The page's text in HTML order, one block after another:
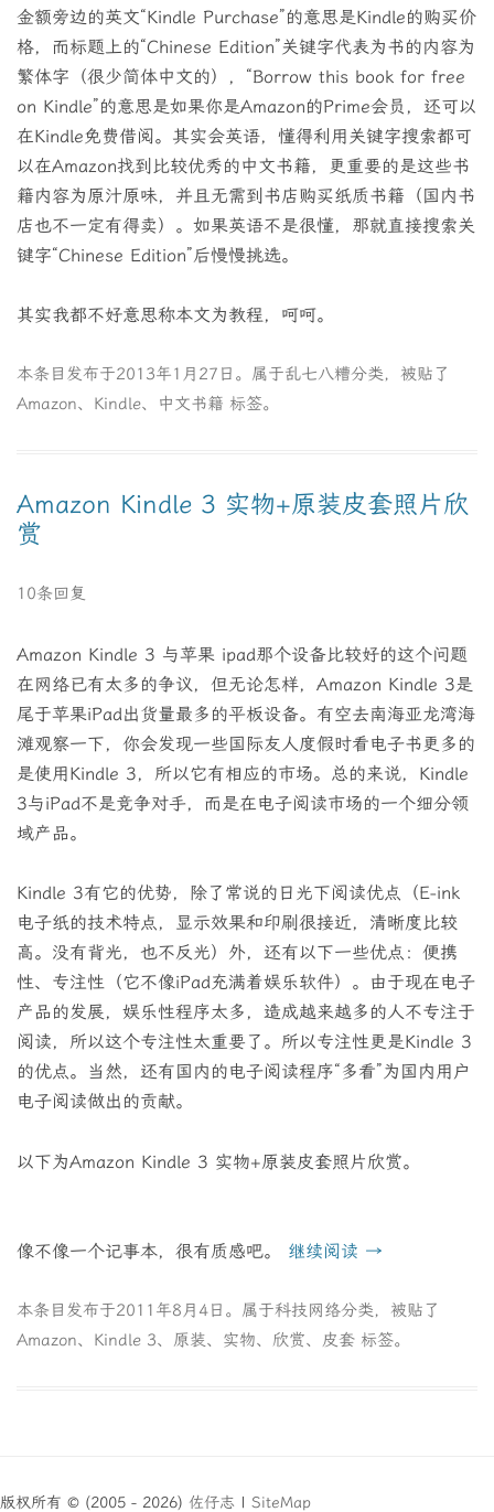
金额旁边的英文“Kindle Purchase”的意思是Kindle的购买价
格，而标题上的“Chinese Edition”关键字代表为书的内容为
繁体字（很少简体中文的），“Borrow this book for free
on Kindle”的意思是如果你是Amazon的Prime会员，还可以
在Kindle免费借阅。其实会英语，懂得利用关键字搜索都可
以在Amazon找到比较优秀的中文书籍，更重要的是这些书
籍内容为原汁原味，并且无需到书店购买纸质书籍（国内书
店也不一定有得卖）。如果英语不是很懂，那就直接搜索关
键字“Chinese Edition”后慢慢挑选。
其实我都不好意思称本文为教程，呵呵。
本条目发布于2013年1月27日 。属于乱七八糟分类，被贴了
Amazon、 Kindle、 中文书籍 标签。
Amazon Kindle 3 实物+原装皮套照片欣
赏
10条回复
Amazon Kindle 3 与苹果 ipad那个设备比较好的这个问题
在网络已有太多的争议，但无论怎样，Amazon Kindle 3是
尾于苹果iPad出货量最多的平板设备。有空去南海亚龙湾海
滩观察一下，你会发现一些国际友人度假时看电子书更多的
是使用Kindle 3，所以它有相应的市场。总的来说，Kindle
3与iPad不是竞争对手，而是在电子阅读市场的一个细分领
域产品。
Kindle 3有它的优势，除了常说的日光下阅读优点（E-ink
电子纸的技术特点，显示效果和印刷很接近，清晰度比较
高。没有背光，也不反光）外，还有以下一些优点：便携
性、专注性（它不像iPad充满着娱乐软件）。由于现在电子
产品的发展，娱乐性程序太多，造成越来越多的人不专注于
阅读，所以这个专注性太重要了。所以专注性更是Kindle 3
的优点。当然，还有国内的电子阅读程序“多看”为国内用户
电子阅读做出的贡献。
以下为Amazon Kindle 3 实物+原装皮套照片欣赏。
像不像一个记事本，很有质感吧。 继续阅读 →
本条目发布于2011年8月4日 。属于科技网络分类，被贴了
Amazon、 Kindle 3、 原装、 实物、 欣赏、 皮套 标签。
版权所有 © (2005 - 2026) 佐仔志 | SiteMap